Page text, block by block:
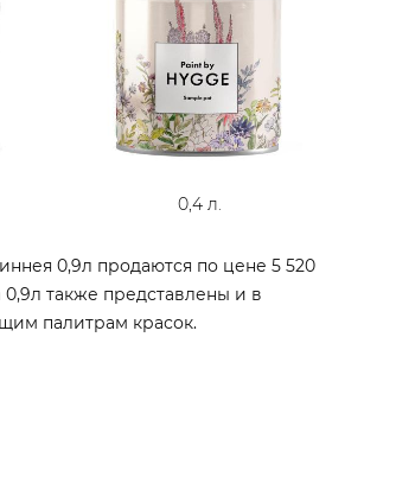
0,4 л.
0,9л продаются по цене 5 520
также представлены и в
палитрам красок.